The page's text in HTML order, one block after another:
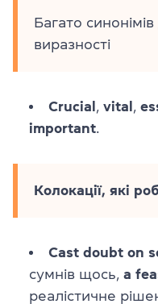
Багато
виразності
Crucial vital
important
Колокації, які
Cast doubt on
сумнів щось, a
реалістичне